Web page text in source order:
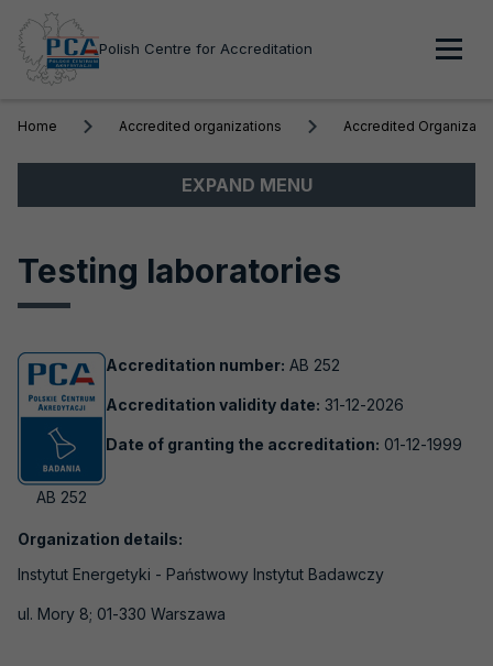
Polish Centre for Accreditation
Home Accredited organizations Accredited
EXPAND MENU
Accredited organizations
Biobanks
Testing laboratories
Medical laboratories
Calibration laboratories
Persons certification bodies
Management systems certification bodies
Product certification bodies
Testing laboratories
AB 252
Accreditation number: AB 252
Accreditation validity date: 31-12-2026
Date of granting the accreditation: 01-12-1999
Organization details:
Instytut Energetyki - Państwowy Instytut Badawczy
ul. Mory 8; 01-330 Warszawa